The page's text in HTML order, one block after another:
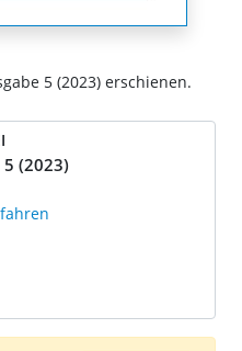
5 (2023) erschienen.
(2023)